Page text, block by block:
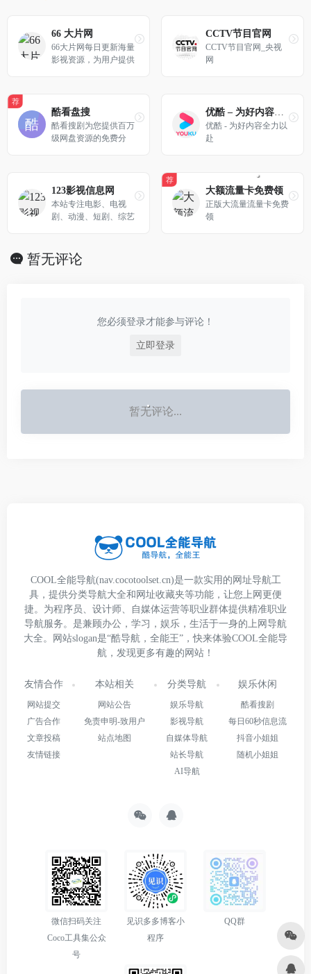
66 大片网
66大片网每日更新海量
影视资源，为用户提供
随心看。
CCTV节目官网
CCTV节目官网_央视
网
荐
酷看盘搜
酷看搜剧为您提供百万
级网盘资源的免费分
忧。
优酷 - 为好内容全力以
赴
123影视信息网
本站专注电影、电视
剧、动漫、短剧、综艺
息，为您带来便捷的影
视内容参考。
荐
大额流量卡免费领
正版大流量流量卡免费
领
暂无评论
您必须登录才能参与评论！
立即登录
暂无评论...
COOL全能导航(nav.cocotoolset.cn)是一款实用的网址导航工
具，提供分类导航大全和网址收藏夹等功能，让您上网更便
捷。为程序员、设计师、自媒体运营等职业群体提供精准职业
导航服务。是兼顾办公，学习，娱乐，生活于一身的上网导航
大全。网站slogan是“酷导航，全能王”，快来体验COOL全能导
航，发现更多有趣的网站！
友情合作
网站提交
广告合作
文章投稿
友情链接
本站相关
网站公告
免责申明-致用户
站点地图
分类导航
娱乐导航
影视导航
自媒体导航
站长导航
AI导航
娱乐休闲
酷看搜剧
每日60秒信息流
抖音小姐姐
随机小姐姐
微信扫码关注
Coco工具集公众
号
见识多多博客小
程序
QQ群